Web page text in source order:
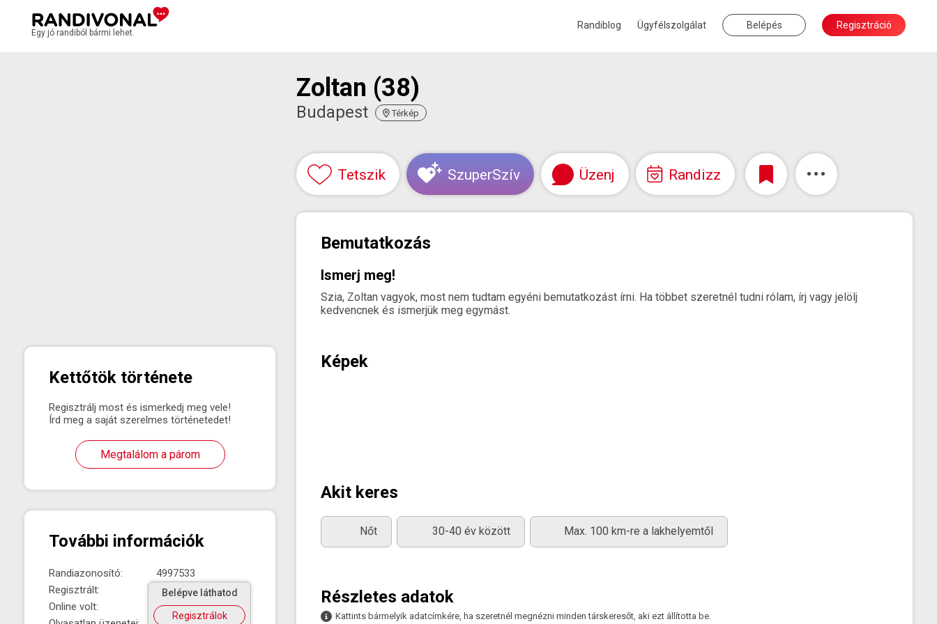
Egy jó randiból bármi lehet.
Randiblog Ügyfélszolgálat Belépés Regisztráció
Kettőtök története
Regisztrálj most és ismerkedj meg vele!
Írd meg a saját szerelmes történetedet!
Megtalálom a párom
További információk
Randiazonosító:
4997533
Regisztrált:
Online volt:
Belépve láthatod
Regisztrálok
Zoltan (38)
Budapest Térkép
Tetszik SzuperSzív Üzenj Randizz
Bemutatkozás
Ismerj meg!
Szia, Zoltan vagyok, most nem tudtam egyéni bemutatkozást írni. Ha többet szeretnél tudni rólam, írj vagy jelölj
kedvencnek és ismerjük meg egymást.
Képek
Akit keres
Nőt 30-40 év között Max. 100 km-re a lakhelyemtől
Részletes adatok
Kattints bármelyik adatcímkére, ha szeretnél megnézni minden társkeresőt, aki ezt állította be.